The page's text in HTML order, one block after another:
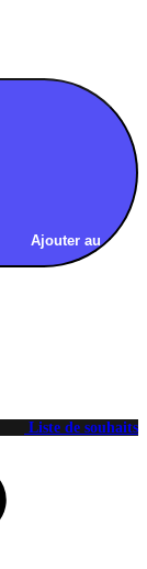
Ajouter au
Liste de souhaits